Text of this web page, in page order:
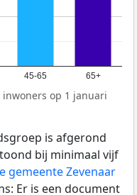
45-65 65+
op 1 januari
is afgerond
bij minimaal vijf
gemeente Zevenaar
Er is een document